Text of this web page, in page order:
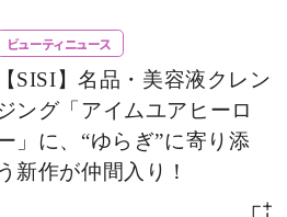
ビューティニュース
【SISI】名品・美容液クレン
ング「アイムユアヒーロ
」に、“ゆらぎ”に寄り添
う新作が仲間入り！